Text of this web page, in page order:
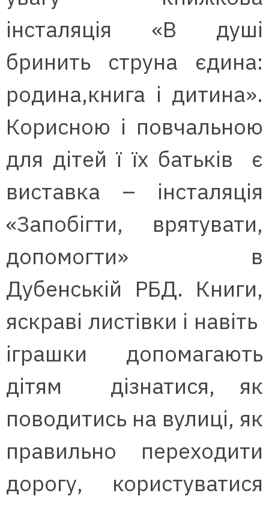
інсталяція «В душі
бринить струна єдина:
родина,книга і дитина».
Корисною і повчальною
для дітей ї їх батьків є
виставка – інсталяція
«Запобігти, врятувати,
допомогти» в
Дубенській РБД. Книги,
яскраві листівки і навіть
іграшки допомагають
дітям дізнатися, як
поводитись на вулиці, як
правильно переходити
дорогу, користуватися